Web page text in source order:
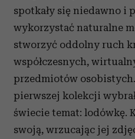
spotkały się niedawno i
wykorzystać naturalne
stworzyć oddolny ruch
współczesnych,
przedmiotów
pierwszej kolekcji
świecie temat: lodówkę.
swoją, wrzucając jej